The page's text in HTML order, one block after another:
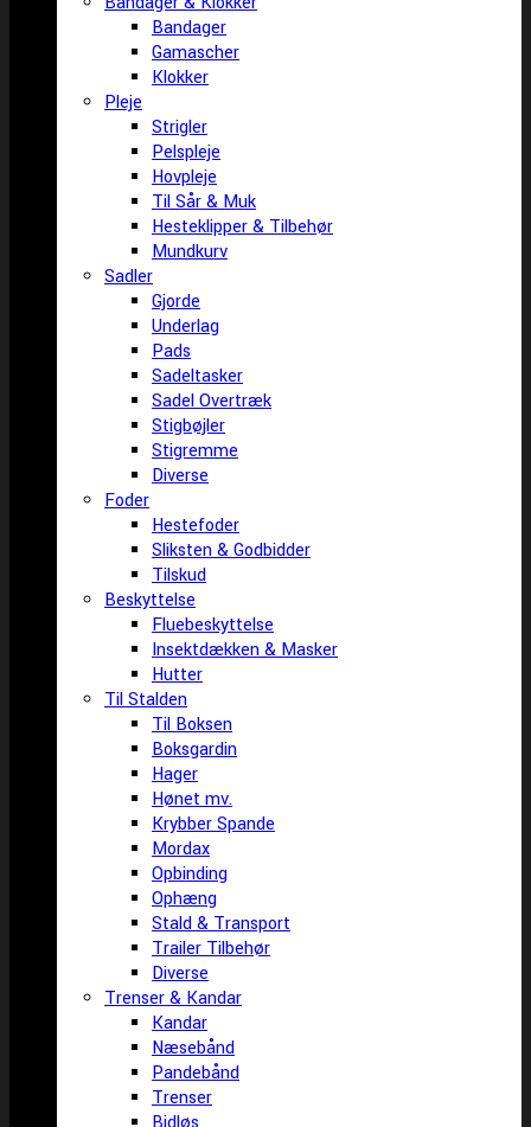
Bandager
Gamascher
Klokker
Pleje
Strigler
Pelspleje
Hovpleje
Til Sår & Muk
Hesteklipper & Tilbehør
Mundkurv
Sadler
Gjorde
Underlag
Pads
Sadeltasker
Sadel Overtræk
Stigbøjler
Stigremme
Diverse
Foder
Hestefoder
Sliksten & Godbidder
Tilskud
Beskyttelse
Fluebeskyttelse
Insektdækken & Masker
Hutter
Til Stalden
Til Boksen
Boksgardin
Hager
Hønet mv.
Krybber Spande
Mordax
Opbinding
Ophæng
Stald & Transport
Trailer Tilbehør
Diverse
Trenser & Kandar
Kandar
Næsebånd
Pandebånd
Trenser